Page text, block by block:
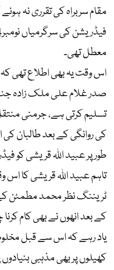
مقام سربراہ کی تقرری نہ
معطل تھی۔
اس وقت یہ بھی اطلاع تھی
صدر غلام علی ملک زادہ
تسلیم کرتی ہے، جرمنی
کی روانگی کے بعد طالبان کی
طور پر عبید اللہ قریشی کو
تاہم عبید اللہ قریشی کا
ٹریننگ نظر محمد مطمئن
کے بعد انھوں نے بھی کام کرنا
یاد رہے کہ اس سے قبل
کھیلوں پر بھی مذہبی